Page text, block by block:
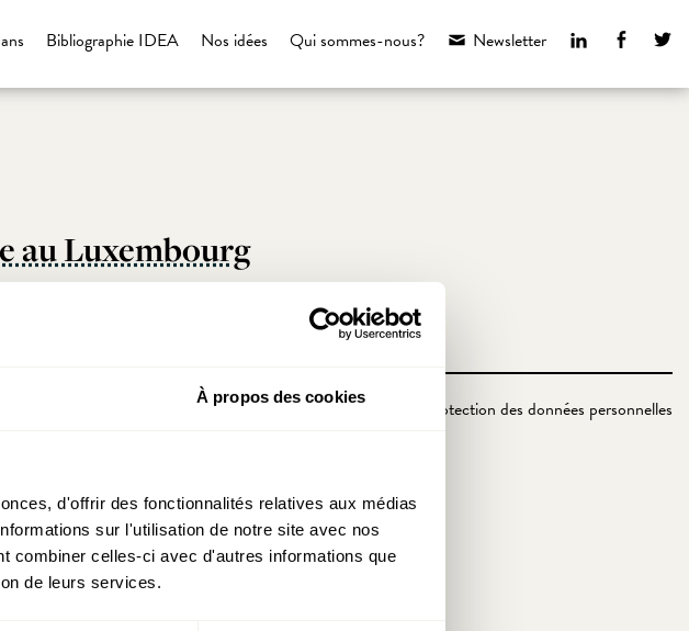
À propos des cookies
d'offrir des fonctionnalités relatives aux médias
sur l'utilisation de notre site avec nos
combiner celles-ci avec d'autres informations que
de leurs services.
LinkedIn
Newsletter
Qui sommes-nous?
Nos idées
Bibliographie IDEA
au Luxembourg
Politique de protection des données personnelles